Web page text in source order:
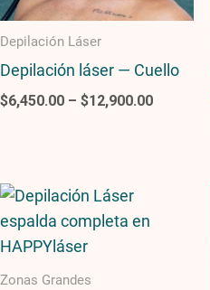
Depilación Láser
Depilación láser — Cuello
$6,450.00 – $12,900.00
Zonas Grandes